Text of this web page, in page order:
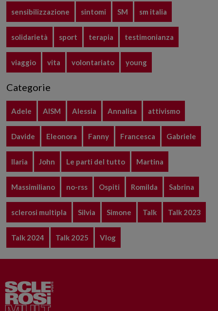
sensibilizzazione sintomi SM sm italia
solidarietà sport terapia testimonianza
viaggio vita volontariato young
Categorie
Adele AISM Alessia Annalisa attivismo
Davide Eleonora Fanny Francesca Gabriele
Ilaria John Le parti del tutto Martina
Massimiliano no-rss Ospiti Romilda Sabrina
sclerosi multipla Silvia Simone Talk Talk 2023
Talk 2024 Talk 2025 Vlog